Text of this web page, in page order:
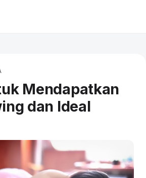
Mendapatkan
dan Ideal